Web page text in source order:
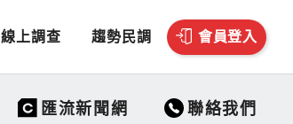
線上調查 趨勢民調 會員登入
匯流新聞網 聯絡我們